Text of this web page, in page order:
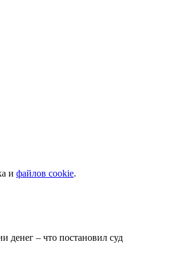
и файлов cookie.
денег – что постановил суд